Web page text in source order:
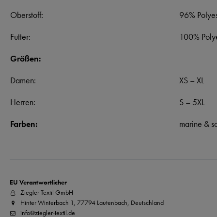
Oberstoff:
96%
Futter:
100%
Größen:
Damen:
XS – XL
Herren:
S – 5XL
Farben:
marine &
EU Verantwortlicher
Ziegler Textil GmbH
Hinter Winterbach 1, 77794 Lautenbach, Deutschland
info@ziegler-textil.de